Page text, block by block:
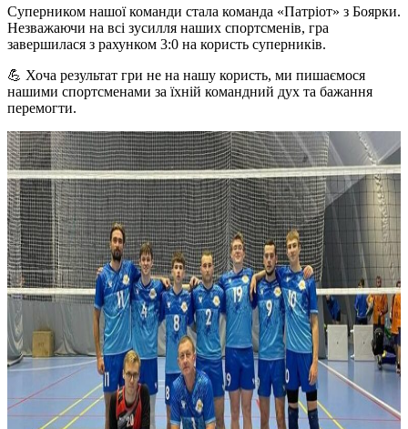
Суперником нашої команди стала команда «Патріот» з Боярки.
Незважаючи на всі зусилля наших спортсменів, гра
завершилася з рахунком 3:0 на користь суперників.
💪 Хоча результат гри не на нашу користь, ми пишаємося
нашими спортсменами за їхній командний дух та бажання
перемогти.